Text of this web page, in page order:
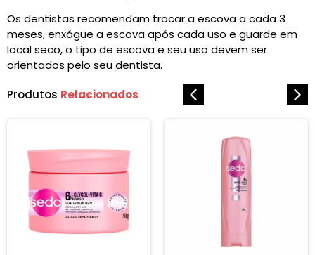
Os dentistas recomendam trocar a escova a cada 3
meses, enxágue a escova após cada uso e guarde em
local seco, o tipo de escova e seu uso devem ser
orientados pelo seu dentista.
Produtos Relacionados